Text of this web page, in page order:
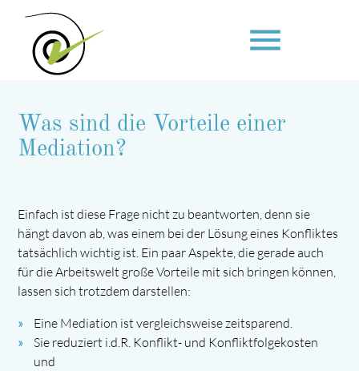
menu
Suchbegriffe SUCHEN
Was sind die Vorteile einer
Mediation?
Einfach ist diese Frage nicht zu beantworten, denn sie
hängt davon ab, was einem bei der Lösung eines Konfliktes
tatsächlich wichtig ist. Ein paar Aspekte, die gerade auch
für die Arbeitswelt große Vorteile mit sich bringen können,
lassen sich trotzdem darstellen:
Eine Mediation ist vergleichsweise zeitsparend.
Sie reduziert i.d.R. Konflikt- und Konfliktfolgekosten
und